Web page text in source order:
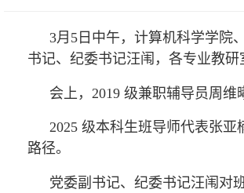
3月5日中午，计算机科学学院
书记、纪委书记汪闱，各专业教研
会上， 2019 级兼职辅导员周
2025 级本科生班导师代表张
路径。
党委副书记、纪委书记汪闱对